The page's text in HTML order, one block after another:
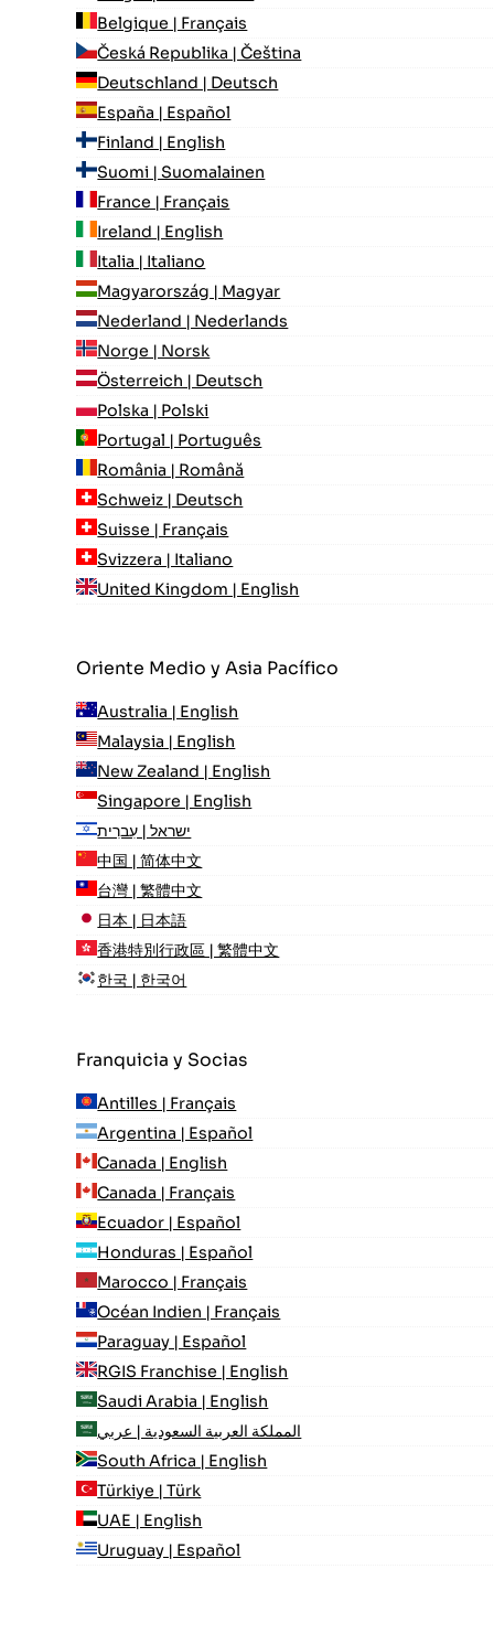
Belgique | Français
Česká Republika | Čeština
Deutschland | Deutsch
España | Español
Finland | English
Suomi | Suomalainen
France | Français
Ireland | English
Italia | Italiano
Magyarország | Magyar
Nederland | Nederlands
Norge | Norsk
Österreich | Deutsch
Polska | Polski
Portugal | Português
România | Română
Schweiz | Deutsch
Suisse | Français
Svizzera | Italiano
United Kingdom | English
Oriente Medio y Asia Pacífico
Australia | English
Malaysia | English
New Zealand | English
Singapore | English
ישראל | עִברִית
中国 | 简体中文
台灣 | 繁體中文
日本 | 日本語
香港特別行政區 | 繁體中文
한국 | 한국어
Franquicia y Socias
Antilles | Français
Argentina | Español
Canada | English
Canada | Français
Ecuador | Español
Honduras | Español
Marocco | Français
Océan Indien | Français
Paraguay | Español
RGIS Franchise | English
Saudi Arabia | English
المملكة العربية السعودية | عربي
South Africa | English
Türkiye | Türk
UAE | English
Uruguay | Español